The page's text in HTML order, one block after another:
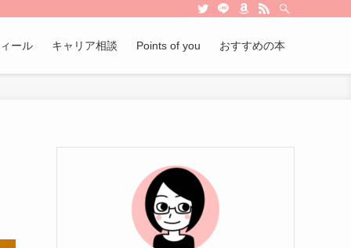
ール キャリア相談 Points of you おすすめの本